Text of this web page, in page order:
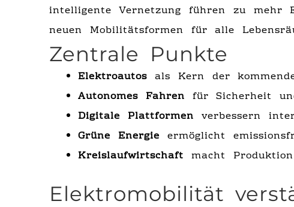
intelligente Vernetzung führen zu mehr
neuen Mobilitätsformen für alle
Zentrale Punkte
Elektroautos als Kern der
Autonomes Fahren für Sicherheit
Digitale Plattformen verbessern
Grüne Energie ermöglicht
Kreislaufwirtschaft macht
Elektromobilität